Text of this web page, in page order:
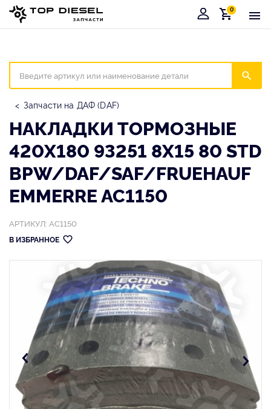
Корзина
0
Запчасти на ДАФ (DAF)
НАКЛАДКИ ТОРМОЗНЫЕ
420X180 93251 8X15 80 STD
BPW/DAF/SAF/FRUEHAUF
EMMERRE AC1150
АРТИКУЛ: AC1150
В ИЗБРАННОЕ